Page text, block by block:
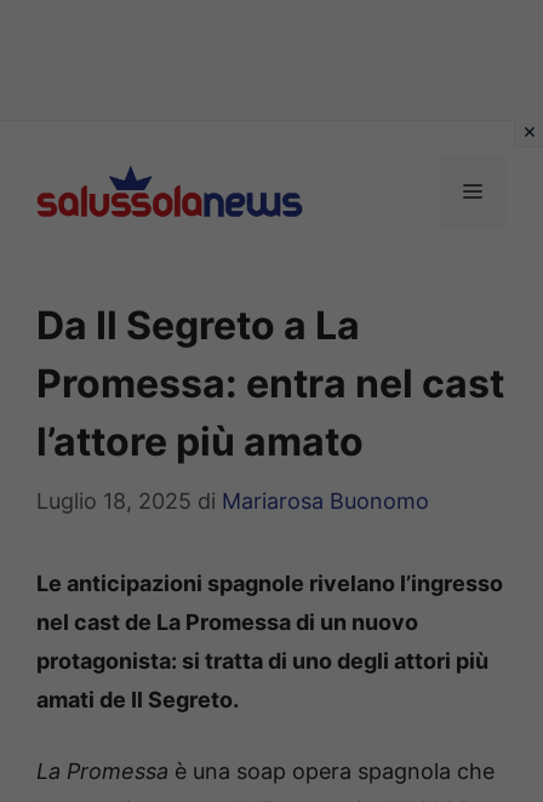
contenuto
MENU
Da Il Segreto a La
Promessa: entra nel cast
l’attore più amato
Luglio 18, 2025 di Mariarosa Buonomo
Le anticipazioni spagnole rivelano l’ingresso
nel cast de La Promessa di un nuovo
protagonista: si tratta di uno degli attori più
amati de Il Segreto.
La Promessa è una soap opera spagnola che